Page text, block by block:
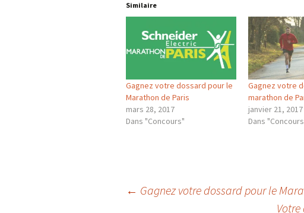
Similaire
Gagnez votre dossard pour le
Marathon de Paris
mars 28, 2017
Dans "Concours"
Gagnez votre
marathon de
janvier 21, 2017
Dans
Navigation
← Gagnez votre dossard pour le